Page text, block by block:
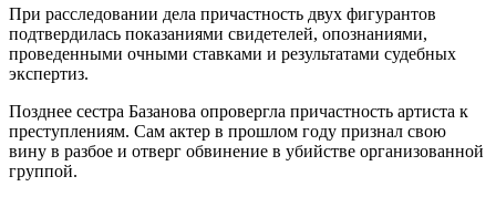
При расследовании дела причастность двух фигурантов
подтвердилась показаниями свидетелей, опознаниями,
проведенными очными ставками и результатами судебных
экспертиз.
Позднее сестра Базанова опровергла причастность артиста к
преступлениям. Сам актер в прошлом году признал свою
вину в разбое и отверг обвинение в убийстве организованной
группой.